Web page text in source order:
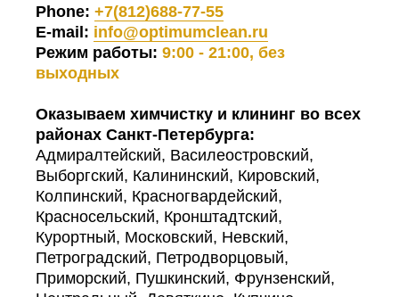
Phone: +7(812)688-77-55
E-mail: info@optimumclean.ru
Режим работы: 9:00 - 21:00, без
выходных
Оказываем химчистку и клининг во всех
районах Санкт-Петербурга:
Адмиралтейский, Василеостровский,
Выборгский, Калининский, Кировский,
Колпинский, Красногвардейский,
Красносельский, Кронштадтский,
Курортный, Московский, Невский,
Петроградский, Петродворцовый,
Приморский, Пушкинский, Фрунзенский,